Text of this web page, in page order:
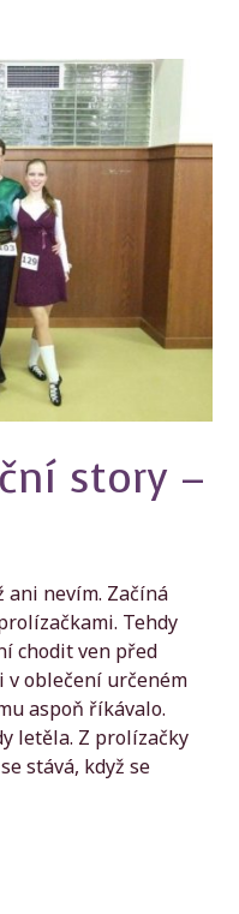
story –
ani nevím. Začíná
Tehdy
chodit ven před
v oblečení určeném
aspoň říkávalo.
letěla. Z prolízačky
stává, když se